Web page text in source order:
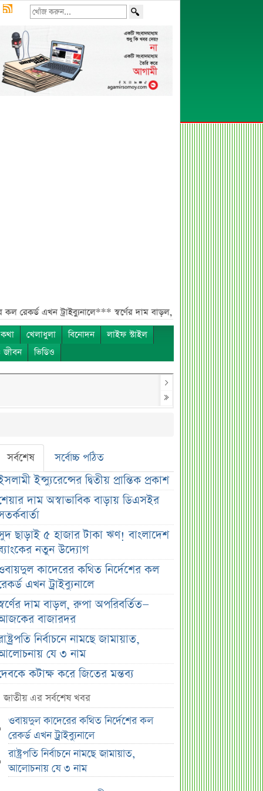
এখন ট্রাইব্যুনালে*** স্বর্ণের দাম বাড়ল, রুপা অপরিবর্তিত—আজকের
খেলাধুলা বিনোদন
লাইফ স্টাইল
জীবন ভিডিও
সর্বশেষ সর্বোচ্চ পঠিত
ইন্স্যুরেন্সের দ্বিতীয় প্রান্তিক প্রকাশ
দাম অস্বাভাবিক বাড়ায় ডিএসইর
ছাড়াই ৫ হাজার টাকা ঋণ! বাংলাদেশ
নতুন উদ্যোগ
কাদেরের কথিত নির্দেশের কল
এখন ট্রাইব্যুনালে
দাম বাড়ল, রুপা অপরিবর্তিত—
বাজারদর
নির্বাচনে নামছে জামায়াত,
যে ৩ নাম
কটাক্ষ করে জিতের মন্তব্য
বাংলাদেশ-ভারত সম্পর্কে নতুন সমীকরণ
জিএসপি ইনভেস্টমেন্টের হিসাব-লেনদেন
দেখবে বিএসইসি
সরকারের কাছে জামায়াতের ৭ প্রশ্ন
রাষ্ট্রপতি হতে চাইলে কী করতে হবে?
জাতীয় এর সর্বশেষ খবর
ওবায়দুল কাদেরের কথিত নির্দেশের কল
রেকর্ড এখন ট্রাইব্যুনালে
রাষ্ট্রপতি নির্বাচনে নামছে জামায়াত,
আলোচনায় যে ৩ নাম